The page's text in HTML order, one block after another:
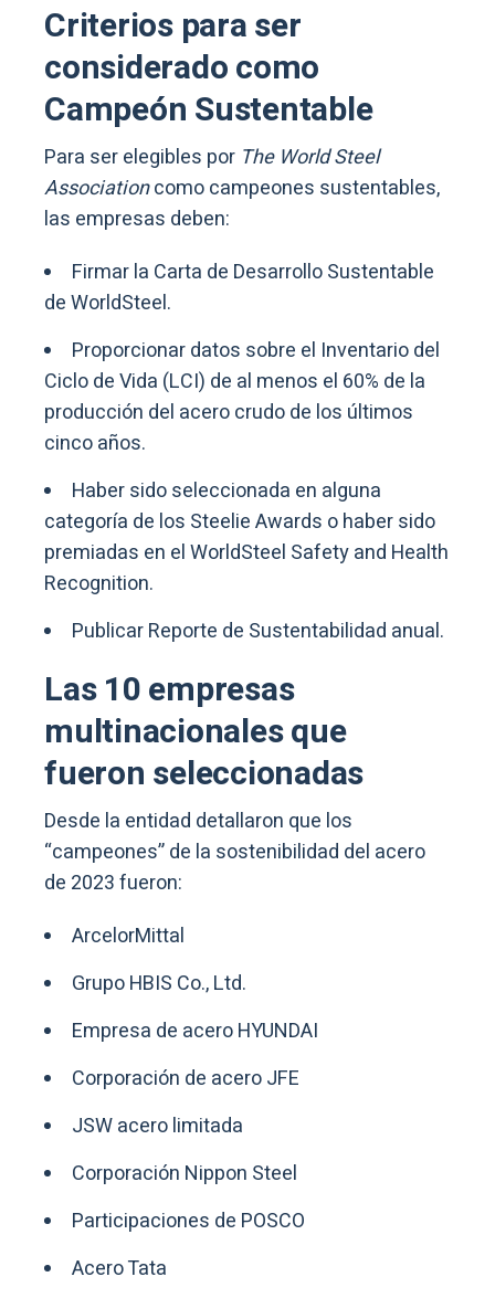
Criterios para ser
considerado como
Campeón Sustentable
Para ser elegibles por The World Steel
Associationcomo campeones sustentables,
las empresas deben:
Firmar la Carta de Desarrollo Sustentable
de WorldSteel.
Proporcionar datos sobre el Inventario del
Ciclo de Vida (LCI) de al menos el 60% de la
producción del acero crudo de los últimos
cinco años.
Haber sido seleccionada en alguna
categoría de los Steelie Awards o haber sido
premiadas en el WorldSteel Safety and Health
Recognition.
Publicar Reporte de Sustentabilidad anual.
Las 10 empresas
multinacionales que
fueron seleccionadas
Desde la entidad detallaron que los
“campeones” de la sostenibilidad del acero
de 2023 fueron:
ArcelorMittal
Grupo HBIS Co., Ltd.
Empresa de acero HYUNDAI
Corporación de acero JFE
JSW acero limitada
Corporación Nippon Steel
Participaciones de POSCO
Acero Tata